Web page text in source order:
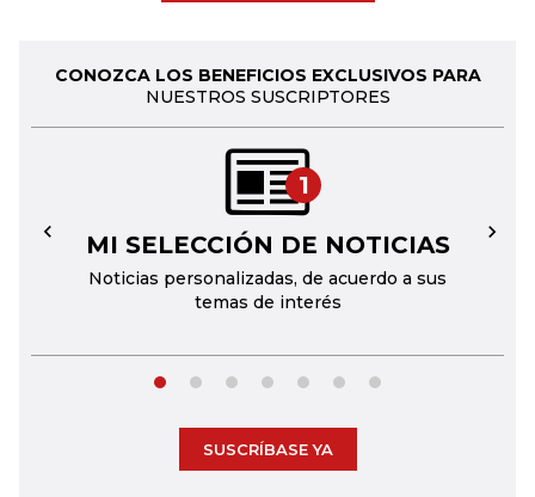
CONOZCA LOS BENEFICIOS EXCLUSIVOS PARA
NUESTROS SUSCRIPTORES
1
MI SELECCIÓN DE NOTICIAS
Noticias personalizadas, de acuerdo a sus
temas de interés
← →
SUSCRÍBASE YA